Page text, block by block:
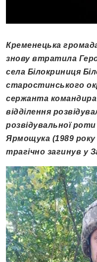
Кременецька
знову втратила
села Білокриниця
старостинського
сержанта командира
відділення
розвідувальної
Ярмощука (1989
трагічно загинув у